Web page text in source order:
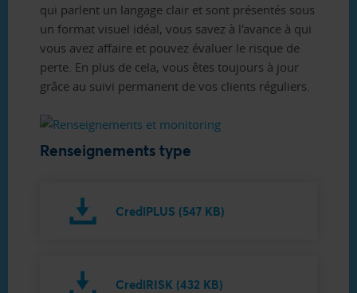
qui parlent un langage clair et sont présentés sous
un format visuel idéal, vous savez à l'avance à qui
vous avez affaire et pouvez évaluer le risque de
perte. En plus de cela, vous êtes toujours à jour
grâce au suivi permanent de vos clients réguliers.
Renseignements type
CrediPLUS (547 KB)
CrediRISK (432 KB)